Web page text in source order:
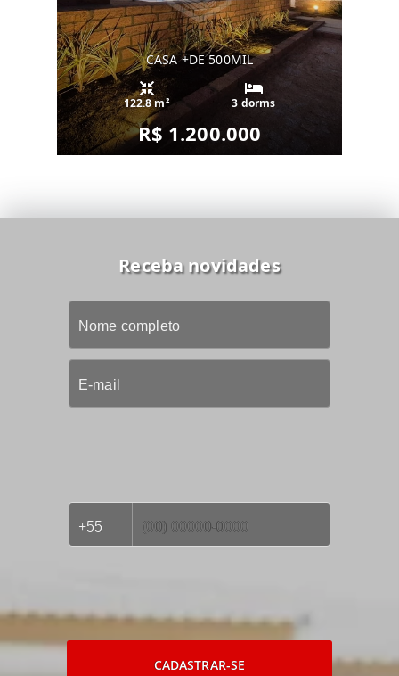
CASA +DE 500MIL
122.8 m² 3 dorms
R$ 1.200.000
Receba novidades
CADASTRAR-SE